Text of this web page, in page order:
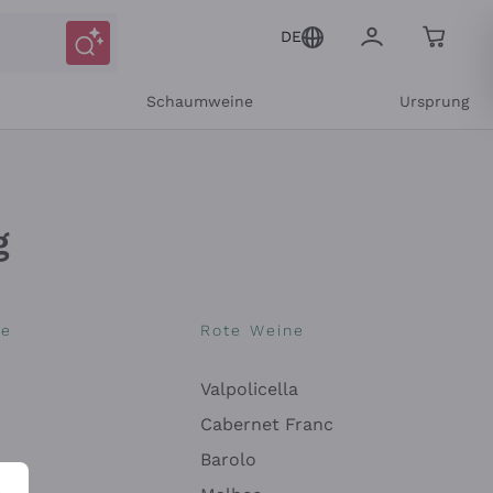
DE
Schaumweine Ursprung
Rote Weine
Valpolicella
Cabernet Franc
Barolo
und personalisierten Angeboten